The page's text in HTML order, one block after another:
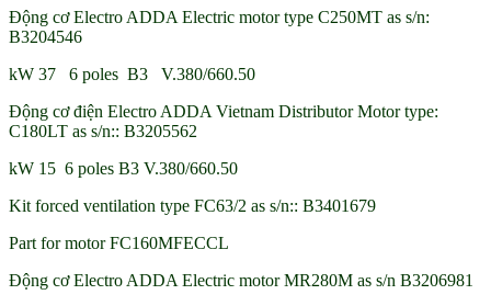
Động cơ Electro ADDA Electric motor type C250MT as s/n:
B3204546
kW 37 6 poles B3 V.380/660.50
Động cơ điện Electro ADDA Vietnam Distributor Motor type:
C180LT as s/n:: B3205562
kW 15 6 poles B3 V.380/660.50
Kit forced ventilation type FC63/2 as s/n:: B3401679
Part for motor FC160MFECCL
Động cơ Electro ADDA Electric motor MR280M as s/n B3206981